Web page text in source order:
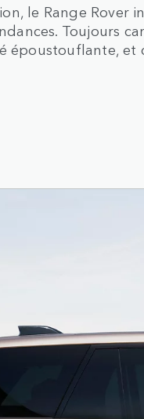
le Range Rover
Toujours
et